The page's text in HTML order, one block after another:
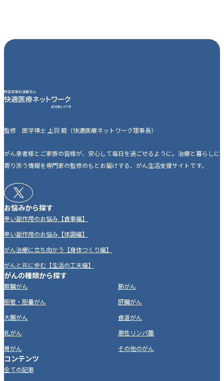
監修 医学博士 上羽 毅（快適医療ネットワーク理事長）
がん患者様とご家族の皆様が、安心して毎日を過ごせるように。治療と暮らしに
寄り添う情報を専門家の監修のもとお届けする、がん生活支援サイトです。
お悩みから探す
辛い副作用のお悩み【食事編】
辛い副作用のお悩み【体調編】
がん治療に立ち向かう【身体つくり編】
がんと共に歩む【生活の工夫編】
がんの種類から探す
膵臓がん
肺がん
胆管・胆嚢がん
肝臓がん
大腸がん
食道がん
乳がん
悪性リンパ腫
胃がん
その他のがん
コンテンツ
全ての記事